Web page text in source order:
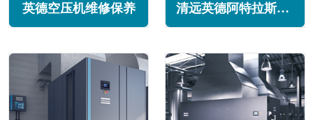
英德空压机维修保养 清远英德阿特拉斯空压机维修保养售后服务电话